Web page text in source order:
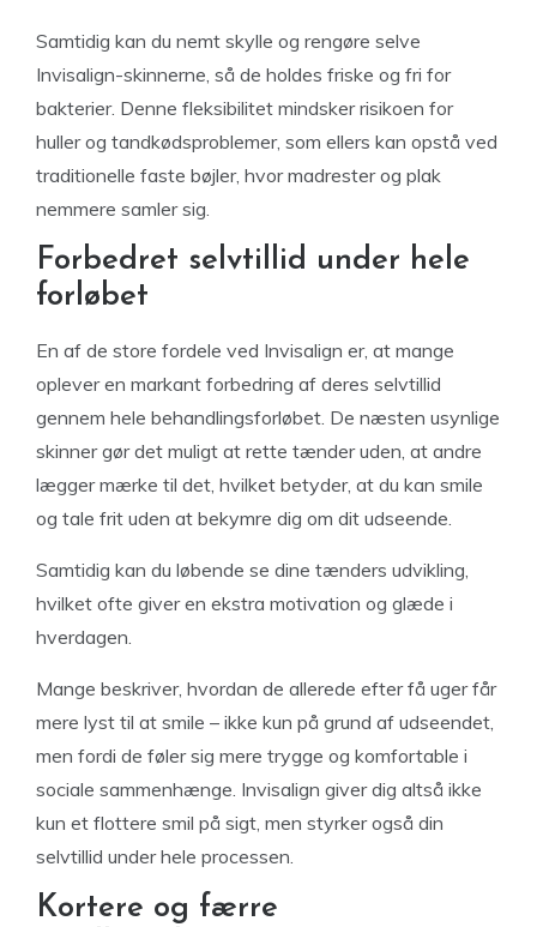
Samtidig kan du nemt skylle og rengøre selve
Invisalign-skinnerne, så de holdes friske og fri for
bakterier. Denne fleksibilitet mindsker risikoen for
huller og tandkødsproblemer, som ellers kan opstå ved
traditionelle faste bøjler, hvor madrester og plak
nemmere samler sig.
Forbedret selvtillid under hele
forløbet
En af de store fordele ved Invisalign er, at mange
oplever en markant forbedring af deres selvtillid
gennem hele behandlingsforløbet. De næsten usynlige
skinner gør det muligt at rette tænder uden, at andre
lægger mærke til det, hvilket betyder, at du kan smile
og tale frit uden at bekymre dig om dit udseende.
Samtidig kan du løbende se dine tænders udvikling,
hvilket ofte giver en ekstra motivation og glæde i
hverdagen.
Mange beskriver, hvordan de allerede efter få uger får
mere lyst til at smile – ikke kun på grund af udseendet,
men fordi de føler sig mere trygge og komfortable i
sociale sammenhænge. Invisalign giver dig altså ikke
kun et flottere smil på sigt, men styrker også din
selvtillid under hele processen.
Kortere og færre